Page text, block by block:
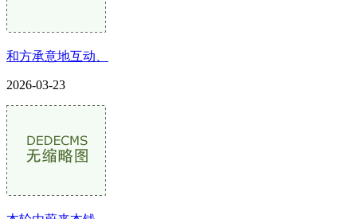
和方承意地互动、
2026-03-23